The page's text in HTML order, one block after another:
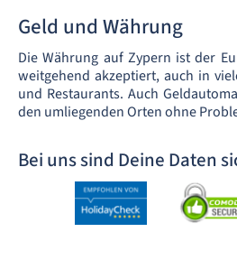
Geld und Währung
Die Währung auf Zypern ist der
weitgehend akzeptiert, auch in
und Restaurants. Auch
den umliegenden Orten ohne
Bei uns sind Deine Daten